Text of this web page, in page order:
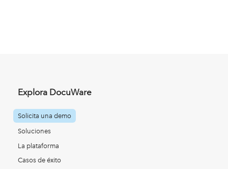
Explora DocuWare
Solicita una demo
Soluciones
La plataforma
Casos de éxito